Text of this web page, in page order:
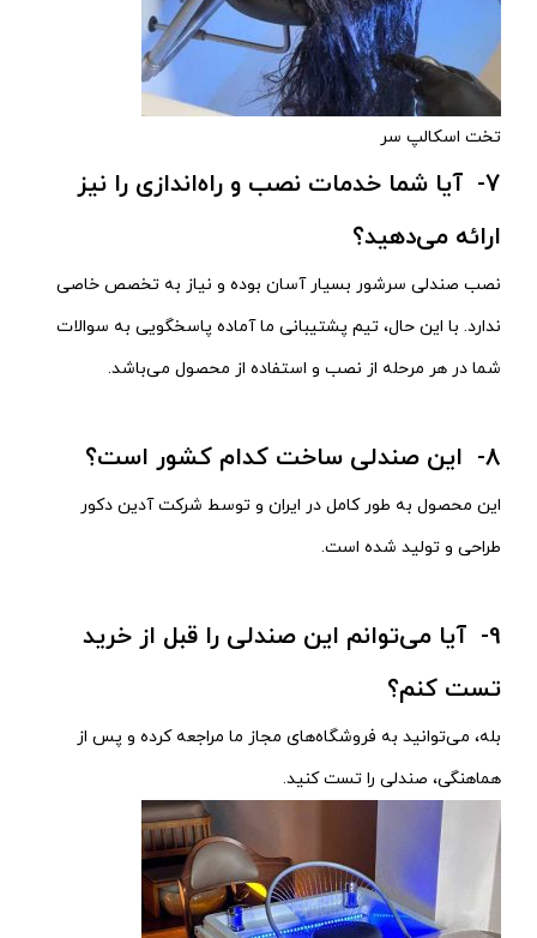
تخت اسکالپ سر
7- آیا شما خدمات نصب و راه‌اندازی را نیز
ارائه می‌دهید؟
نصب صندلی سرشور بسیار آسان بوده و نیاز به تخصص خاصی
ندارد. با این حال، تیم پشتیبانی ما آماده پاسخگویی به سوالات
شما در هر مرحله از نصب و استفاده از محصول می‌باشد.
8- این صندلی ساخت کدام کشور است؟
این محصول به طور کامل در ایران و توسط شرکت آدین دکور
طراحی و تولید شده است.
9- آیا می‌توانم این صندلی را قبل از خرید
تست کنم؟
بله، می‌توانید به فروشگاه‌های مجاز ما مراجعه کرده و پس از
هماهنگی، صندلی را تست کنید.